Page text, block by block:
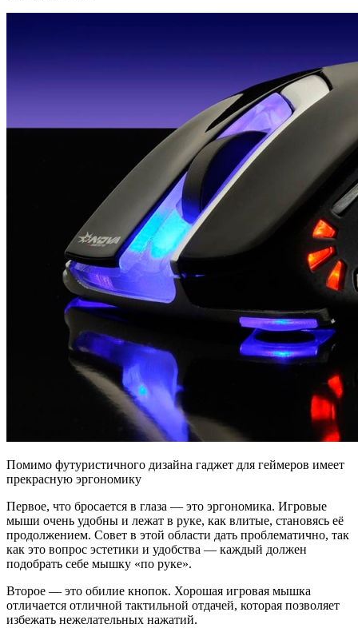
Помимо футуристичного дизайна гаджет для геймеров имеет
прекрасную эргономику
Первое, что бросается в глаза — это эргономика. Игровые
мыши очень удобны и лежат в руке, как влитые, становясь её
продолжением. Совет в этой области дать проблематично, так
как это вопрос эстетики и удобства — каждый должен
подобрать себе мышку «по руке».
Второе — это обилие кнопок. Хорошая игровая мышка
отличается отличной тактильной отдачей, которая позволяет
избежать нежелательных нажатий.